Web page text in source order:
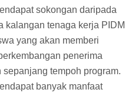
sokongan daripada
kalangan tenaga kerja PIDM
yang akan memberi
penerima
tempoh program.
banyak manfaat